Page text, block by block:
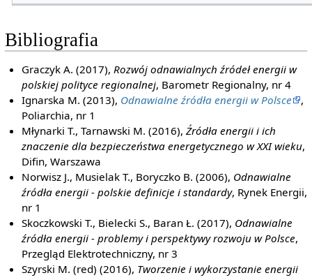
Bibliografia
Graczyk A. (2017), Rozwój odnawialnych źródeł energii w
polskiej polityce regionalnej, Barometr Regionalny, nr 4
Ignarska M. (2013), Odnawialne źródła energii w Polsce
,
Poliarchia, nr 1
Młynarki T., Tarnawski M. (2016),Źródła energii i ich
znaczenie dla bezpieczeństwa energetycznego w XXI wieku,
Difin, Warszawa
Norwisz J., Musielak T., Boryczko B. (2006), Odnawialne
źródła energii - polskie definicje i standardy, Rynek Energii,
nr 1
Skoczkowski T., Bielecki S., Baran Ł. (2017), Odnawialne
źródła energii - problemy i perspektywy rozwoju w Polsce,
Przegląd Elektrotechniczny, nr 3
Szyrski M. (red) (2016), Tworzenie i wykorzystanie energii